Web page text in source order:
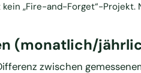
„Fire-and-Forget“-Projekt.
(monatlich/
zwischen